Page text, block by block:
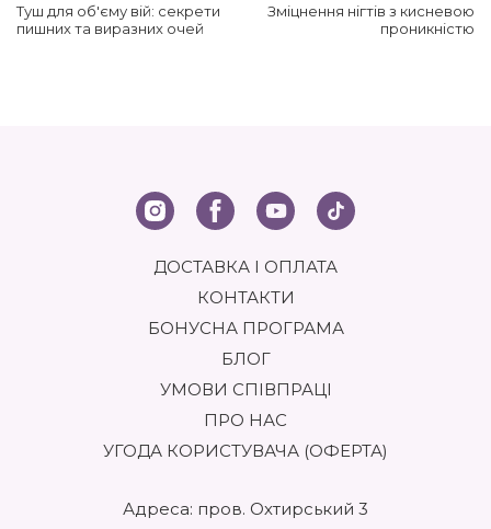
Туш для об'єму вій: секрети
пишних та виразних очей
Зміцнення нігтів з кисневою
проникністю
ДОСТАВКА І ОПЛАТА
КОНТАКТИ
БОНУСНА ПРОГРАМА
БЛОГ
УМОВИ СПІВПРАЦІ
ПРО НАС
УГОДА КОРИСТУВАЧА (ОФЕРТА)
Адреса: пров. Охтирський 3